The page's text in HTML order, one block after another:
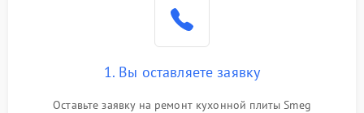
1. Вы оставляете заявку
Оставьте заявку на ремонт кухонной плиты Smeg